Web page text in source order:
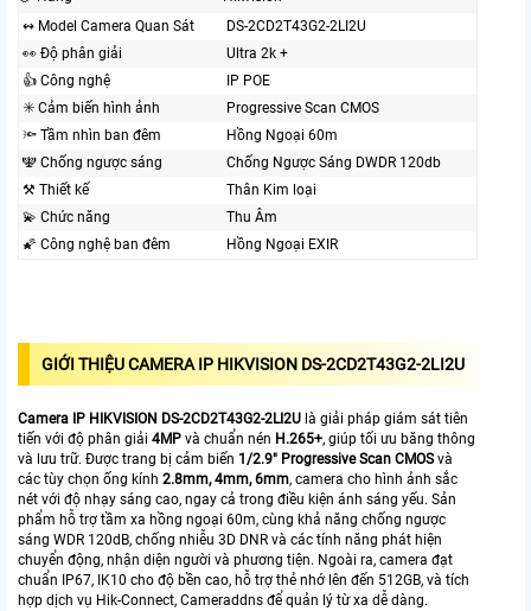
↭ Model Camera Quan Sát
DS-2CD2T43G2-2LI2U
️👀 Độ phân giải
Ultra 2k +
👍 Công nghệ
IP POE
✳️ Cảm biến hình ảnh
Progressive Scan CMOS
🔦 Tầm nhìn ban đêm
Hồng Ngoại 60m
🕎 Chống ngược sáng
Chống Ngược Sáng DWDR 120db
⚒ Thiết kế
Thân Kim loại
💫 Chức năng
Thu Âm
🌠 Công nghệ ban đêm
Hồng Ngoại EXIR
GIỚI THIỆU CAMERA IP HIKVISION DS-2CD2T43G2-2LI2U
Camera IP HIKVISION DS-2CD2T43G2-2LI2U là giải pháp giám sát tiên
tiến với độ phân giải 4MP và chuẩn nén H.265+, giúp tối ưu băng thông
và lưu trữ. Được trang bị cảm biến 1/2.9" Progressive Scan CMOSvà
các tùy chọn ống kính 2.8mm, 4mm, 6mm, camera cho hình ảnh sắc
nét với độ nhạy sáng cao, ngay cả trong điều kiện ánh sáng yếu. Sản
phẩm hỗ trợ tầm xa hồng ngoại 60m, cùng khả năng chống ngược
sáng WDR 120dB, chống nhiễu 3D DNR và các tính năng phát hiện
chuyển động, nhận diện người và phương tiện. Ngoài ra, camera đạt
chuẩn IP67, IK10 cho độ bền cao, hỗ trợ thẻ nhớ lên đến 512GB, và tích
hợp dịch vụ Hik-Connect, Cameraddns để quản lý từ xa dễ dàng.